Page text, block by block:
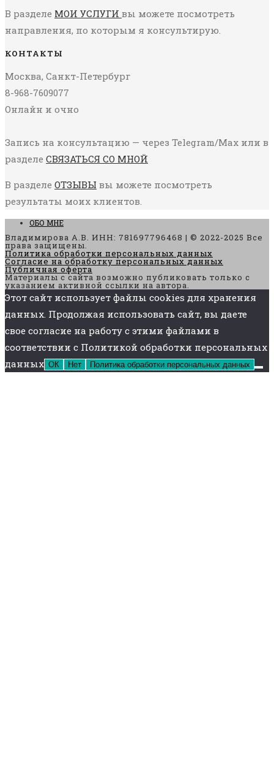
В разделе МОИ УСЛУГИ вы можете посмотреть
направления, по которым я консультирую.
КОНТАКТЫ
Москва, Санкт-Петербург
8-968-7609077
Онлайн и очно
Запись на консультацию — через Telegram/Max или в
разделе СВЯЗАТЬСЯ СО МНОЙ
В разделе ОТЗЫВЫ вы можете посмотреть
результаты моих клиентов.
ОБО МНЕ
Владимирова А.В. ИНН: 781697796468 | © 2022-2025 Все
права защищены.
Политика обработки персональных данных
Согласие на обработку персональных данных
Публичная оферта
Материалы с сайта возможно публиковать только с
указанием активной ссылки на автора.
Этот сайт использует файлы cookies для хранения
данных. Продолжая использовать сайт, вы даете
свое согласие на работу с этими файлами в
соответствии с Политикой обработки персональных
данных ОК Нет Политика обработки персональных данных